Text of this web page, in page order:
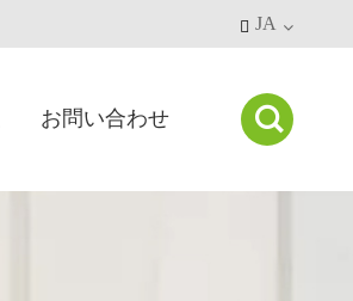
 JA
お問い合わせ 